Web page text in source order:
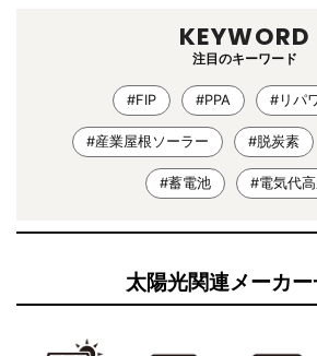
KEYWORD
注目のキーワード
#FIP #PPA #リパ
#産業屋根ソーラー #脱炭素
#蓄電池 #電気代
太陽光関連メーカ